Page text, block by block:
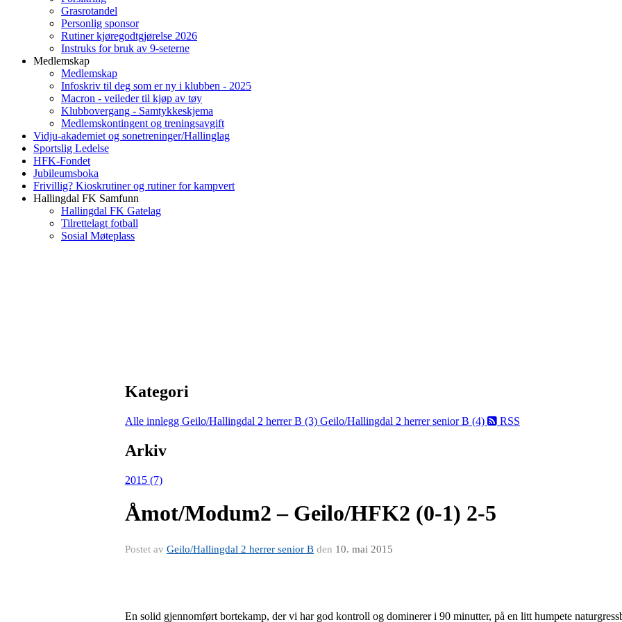
Grasrotandel
Personlig sponsor
Rutiner kjøregodtgjørelse 2026
Instruks for bruk av 9-seterne
Medlemskap
Medlemskap
Infoskriv til deg som er ny i klubben - 2025
Macron - veileder til kjøp av tøy
Klubbovergang - Samtykkeskjema
Medlemskontingent og treningsavgift
Vidju-akademiet og sonetreninger/Hallinglag
Sportslig Ledelse
HFK-Fondet
Jubileumsboka
Frivillig? Kioskrutiner og rutiner for kampvert
Hallingdal FK Samfunn
Hallingdal FK Gatelag
Tilrettelagt fotball
Sosial Møteplass
Kategori
Alle innlegg Geilo/Hallingdal 2 herrer B (3) Geilo/Hallingdal 2 herrer senior B (4) RSS
Arkiv
2015 (7)
Åmot/Modum2 – Geilo/HFK2 (0-1) 2-5
Postet av Geilo/Hallingdal 2 herrer senior B den 10. mai 2015
En solid gjennomført bortekamp, der vi har god kontroll og dominerer i 90 minutter, på en litt humpete